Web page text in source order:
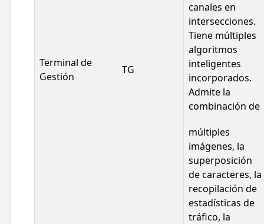
Terminal de
Gestión
TG
canales en
intersecciones.
Tiene múltiples
algoritmos
inteligentes
incorporados.
Admite la
combinación de
múltiples
imágenes, la
superposición
de caracteres, la
recopilación de
estadísticas de
tráfico, la